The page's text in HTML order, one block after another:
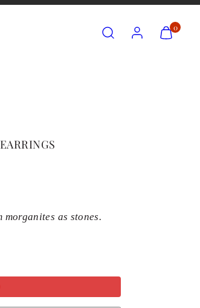
View
my
0
morganites as stones.